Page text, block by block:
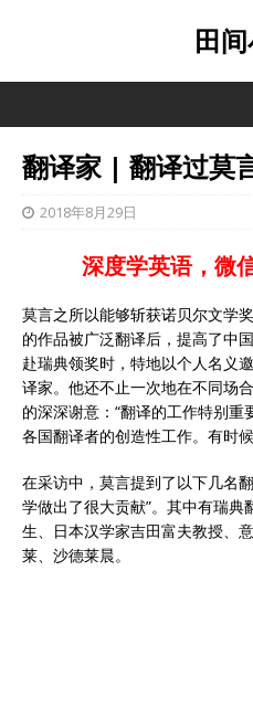
田
翻译家 | 翻译过莫
2018年8月29日
深度学英语，微
莫言之所以能够斩获诺贝尔文学
的作品被广泛翻译后，提高了中
赴瑞典领奖时，特地以个人名义
译家。他还不止一次地在不同场
的深深谢意：“翻译的工作特别
各国翻译者的创造性工作。有时
在采访中，莫言提到了以下几名
学做出了很大贡献”。其中有瑞
生、日本汉学家吉田富夫教授、
莱、沙德莱晨。